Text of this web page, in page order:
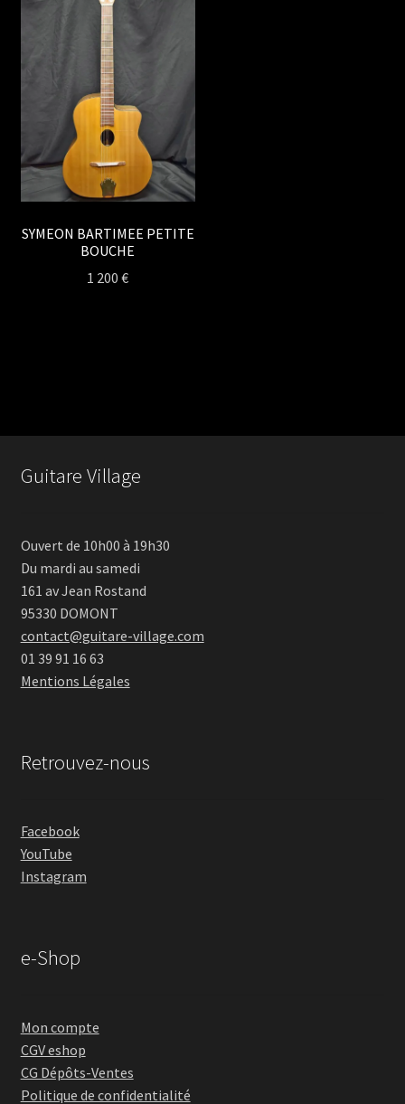
SYMEON BARTIMEE PETITE
BOUCHE
1 200€
Guitare Village
Ouvert de 10h00 à 19h30
Du mardi au samedi
161 av Jean Rostand
95330 DOMONT
contact@guitare-village.com
01 39 91 16 63
Mentions Légales
Retrouvez-nous
Facebook
YouTube
Instagram
e-Shop
Mon compte
CGV eshop
CG Dépôts-Ventes
Politique de confidentialité